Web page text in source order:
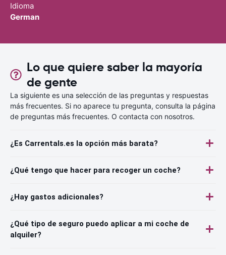
Idioma
German
Lo que quiere saber la mayoría
de gente
La siguiente es una selección de las preguntas y respuestas
más frecuentes. Si no aparece tu pregunta, consulta la página
de preguntas más frecuentes. O contacta con nosotros.
¿Es Carrentals.es la opción más barata?
¿Qué tengo que hacer para recoger un coche?
¿Hay gastos adicionales?
¿Qué tipo de seguro puedo aplicar a mi coche de
alquiler?